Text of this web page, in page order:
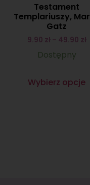
Testament
Templariuszy,
Gatz
9.90 zł – 49.90 zł
Dostępny
Wybierz opcje